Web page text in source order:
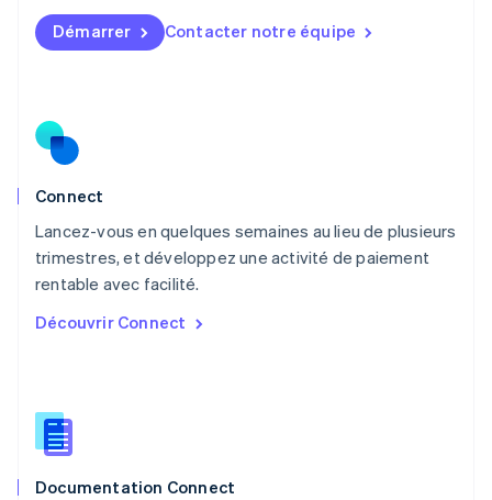
Démarrer Contacter notre équipe
Connect
Lancez-vous en quelques semaines au lieu de plusieurs
trimestres, et développez une activité de paiement
rentable avec facilité.
Découvrir Connect
Documentation Connect
English简体中文
Malte
English
Nouvelle-Zélande
English
NederlandsEnglish
Pologne
English
PortuguêsEnglish
English
Roumanie
Royaume-Uni